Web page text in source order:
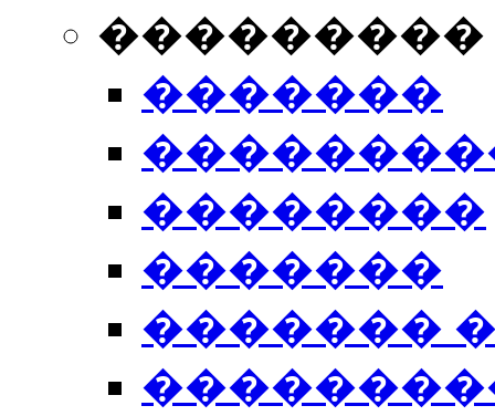
�������
��������
�������
�������